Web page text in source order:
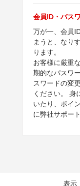
会員ID・パス
万が一、会員
まうと、なり
ります。
お客様に厳重
期的なパスワ
スワードの変
ください。 身
いたり、ポイ
に弊社サポー
表示